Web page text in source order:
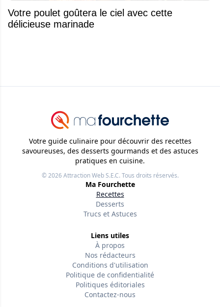
Votre poulet goûtera le ciel avec cette
délicieuse marinade
Votre guide culinaire pour découvrir des recettes
savoureuses, des desserts gourmands et des astuces
pratiques en cuisine.
© 2026Attraction Web S.E.C.Tous droits réservés.
Ma Fourchette
Recettes
Desserts
Trucs et Astuces
Liens utiles
À propos
Nos rédacteurs
Conditions d'utilisation
Politique de confidentialité
Politiques éditoriales
Contactez-nous